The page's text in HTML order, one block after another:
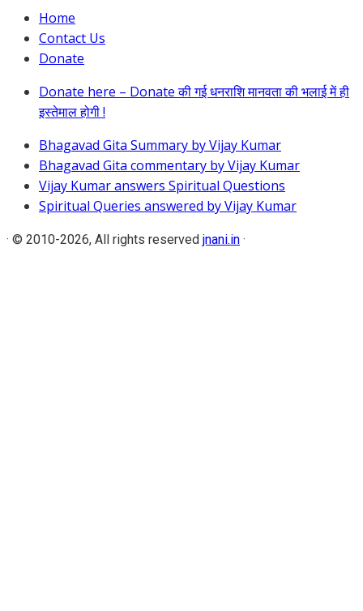
Home
Contact Us
Donate
Donate here – Donate की गई धनराशि मानवता की भलाई में ही
इस्तेमाल होगी !
Bhagavad Gita Summary by Vijay Kumar
Bhagavad Gita commentary by Vijay Kumar
Vijay Kumar answers Spiritual Questions
Spiritual Queries answered by Vijay Kumar
· © 2010-2026, All rights reserved jnani.in ·